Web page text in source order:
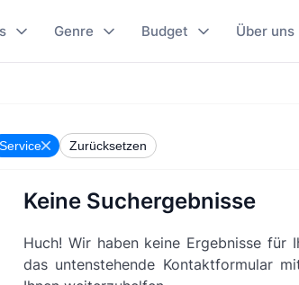
Genre Budget Über uns
Service Zurücksetzen
Keine Suchergebnisse
Huch! Wir haben keine Ergebnisse für
das untenstehende Kontaktformular